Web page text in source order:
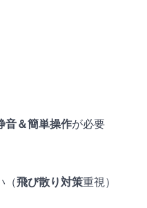
音＆簡単操作が必要
（飛び散り対策重視）